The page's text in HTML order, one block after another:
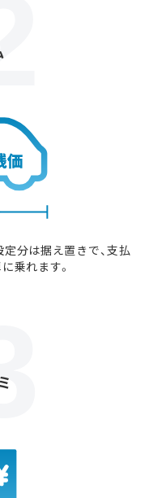
分は据え置きで、支払
乗れます。